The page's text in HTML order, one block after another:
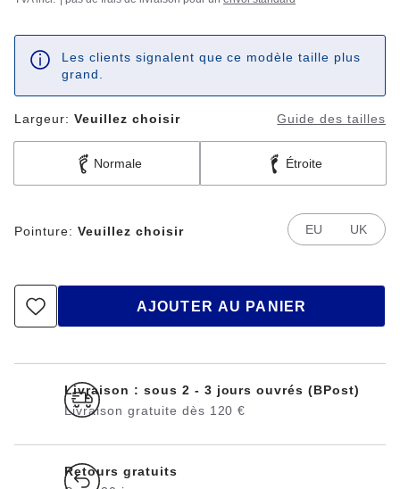
Les clients signalent que ce modèle taille plus
grand.
Largeur: Veuillez choisir Guide des tailles
Normale Étroite
Pointure: Veuillez choisir EU UK
AJOUTER AU PANIER
Livraison : sous 2 - 3 jours ouvrés (BPost)
Livraison gratuite dès 120 €
Retours gratuits